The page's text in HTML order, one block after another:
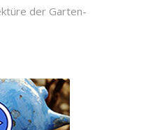
der Garten-